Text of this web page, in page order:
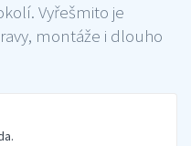
Vyřešmito je
montáže i dlouho